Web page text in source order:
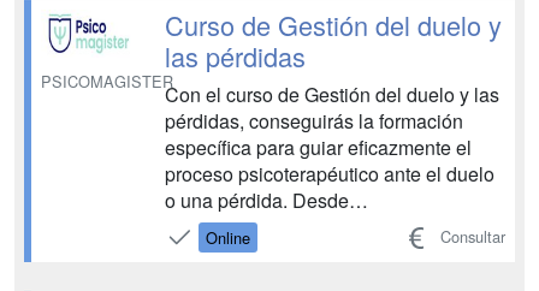
balnearios, spas, e incluso ofreciendo
atención domiciliaria. ¡Ademá...
PSICOMAGISTER
Curso de Gestión del duelo y
las pérdidas
Con el curso de Gestión del duelo y las
pérdidas, conseguirás la formación
específica para guiar eficazmente el
proceso psicoterapéutico ante el duelo
o una pérdida. Desde
PSICOMAGISTER te ofrecemos una
formación completamente online, de
Online Consultar